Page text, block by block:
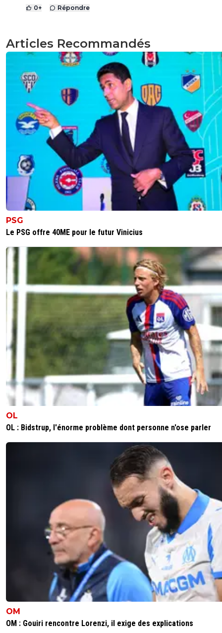
0+ Répondre
Articles Recommandés
PSG
Le PSG offre 40ME pour le futur Vinicius
OL
OL : Bidstrup, l'énorme problème dont personne n'ose parler
OM
OM : Gouiri rencontre Lorenzi, il exige des explications